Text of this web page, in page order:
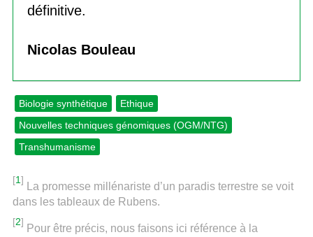
définitive.
Nicolas Bouleau
Biologie synthétique
Ethique
Nouvelles techniques génomiques (OGM/NTG)
Transhumanisme
[1]
La promesse millénariste d’un paradis terrestre se voit
dans les tableaux de Rubens.
[2]
Pour être précis, nous faisons ici référence à la